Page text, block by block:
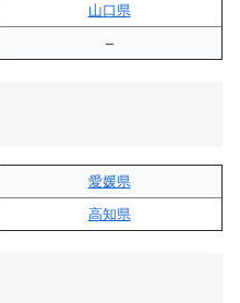
山口県
–
愛媛県
高知県